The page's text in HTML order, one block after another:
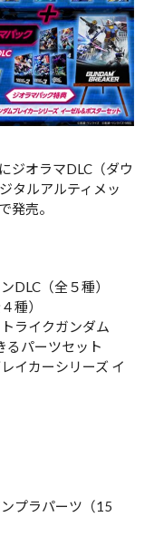
ジオラマDLC（ダウ
タルアルティメッ
発売。
DLC（全５種）
種）
ライクガンダム
るパーツセット
イカーシリーズ イ
プラパーツ（15